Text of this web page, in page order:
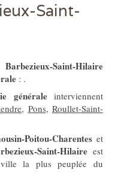
Saint-
Barbezieux-Saint-Hilaire
: .
généraleinterviennent
, Pons, Roullet-Saint-
Poitou-Charentes et
Saint-Hilaireest
la plus peuplée du